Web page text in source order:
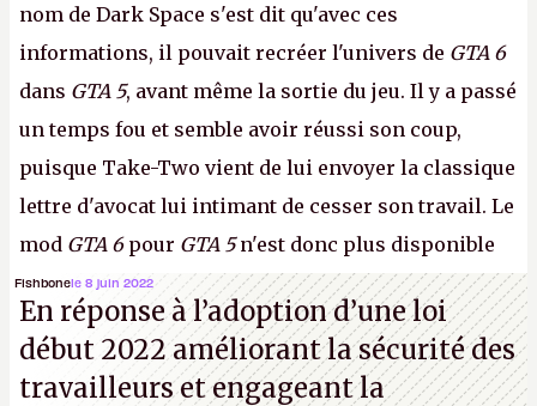
nom de Dark Space s'est dit qu'avec ces
informations, il pouvait recréer l'univers de GTA 6
dans GTA 5, avant même la sortie du jeu. Il y a passé
un temps fou et semble avoir réussi son coup,
puisque Take-Two vient de lui envoyer la classique
lettre d'avocat lui intimant de cesser son travail. Le
mod GTA 6pour GTA 5n'est donc plus disponible
au téléchargement. Vous pouvez encore en voir
quelques bribes surcette vidéo YouTube.A.
Fishbonele 8 juin 2022
En réponse à l’adoption d’une loi
début 2022 améliorant la sécurité des
travailleurs et engageant la